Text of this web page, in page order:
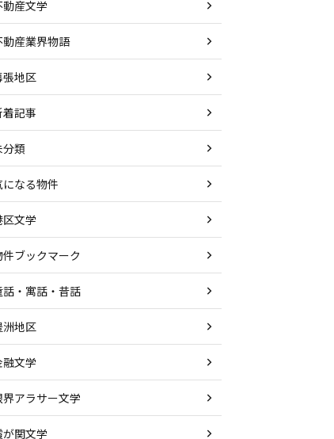
動産文学
動産業界物語
張地区
着記事
分類
になる物件
区文学
件ブックマーク
話・寓話・昔話
洲地区
融文学
界アラサー文学
が関文学